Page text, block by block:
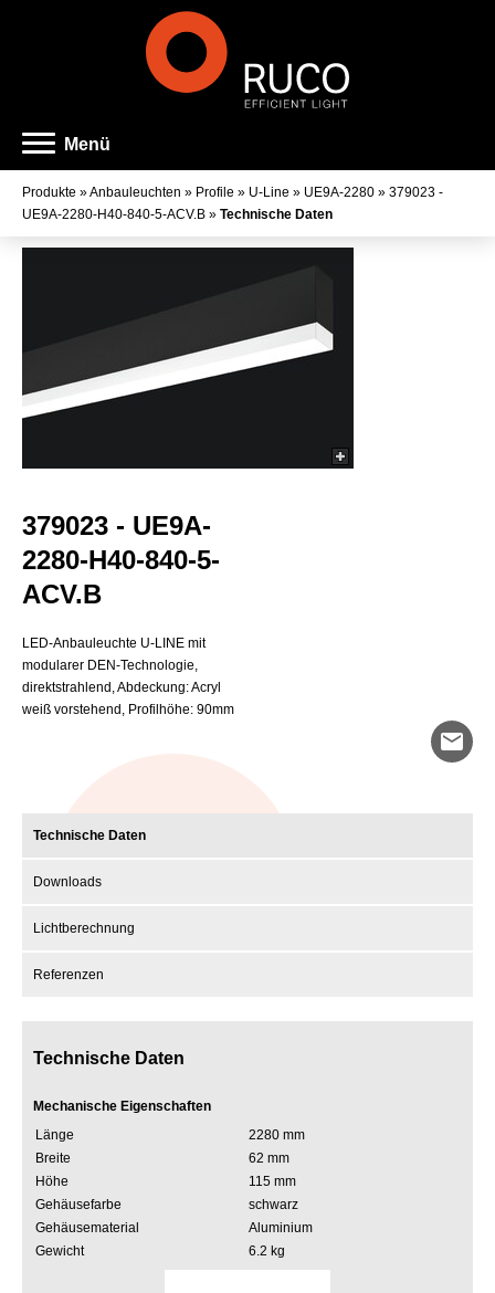
Menü
Produkte »Anbauleuchten » Profile » U-Line » UE9A-2280 » 379023 -
UE9A-2280-H40-840-5-ACV.B » Technische Daten
379023 - UE9A-
2280-H40-840-5-
ACV.B
LED-Anbauleuchte U-LINE mit
modularer DEN-Technologie,
direktstrahlend, Abdeckung: Acryl
weiß vorstehend, Profilhöhe: 90mm
mail
Technische Daten
Downloads
Lichtberechnung
Referenzen
Technische Daten
Mechanische Eigenschaften
Länge
2280 mm
Breite
62 mm
Höhe
115 mm
Gehäusefarbe
schwarz
Gehäusematerial
Aluminium
Gewicht
6.2 kg